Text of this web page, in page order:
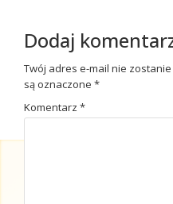
Dodaj
Twój adres e-mail nie
są oznaczone *
Komentarz *